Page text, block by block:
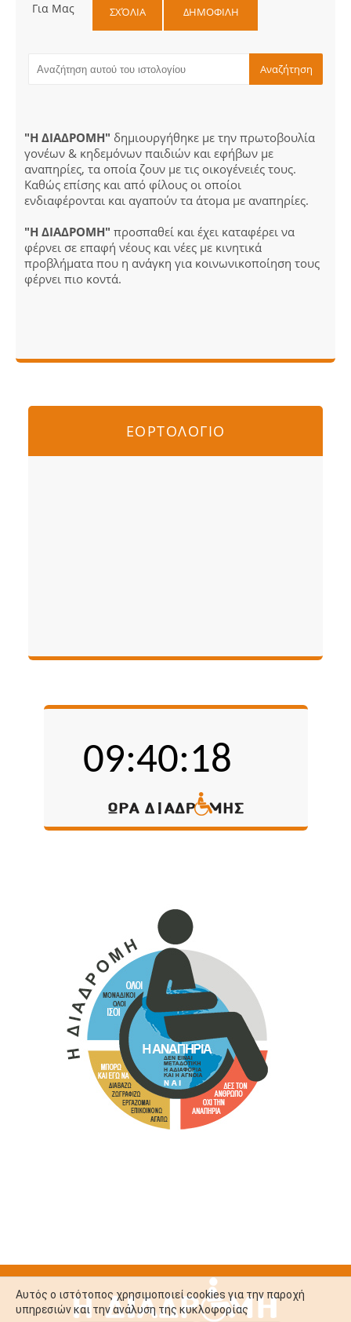
Για Μας ΣΧΌΛΙΑ ΔΗΜΟΦΙΛΗ
"Η ΔΙΑΔΡΟΜΗ" δημιουργήθηκε με την πρωτοβουλία
γονέων & κηδεμόνων παιδιών και εφήβων με
αναπηρίες, τα οποία ζουν με τις οικογένειές τους.
Καθώς επίσης και από φίλους οι οποίοι
ενδιαφέρονται και αγαπούν τα άτομα με αναπηρίες.
"Η ΔΙΑΔΡΟΜΗ" προσπαθεί και έχει καταφέρει να
φέρνει σε επαφή νέους και νέες με κινητικά
προβλήματα που η ανάγκη για κοινωνικοποίηση τους
φέρνει πιο κοντά.
ΕΟΡΤΟΛΟΓΙΟ
Αυτός ο ιστότοπος χρησιμοποιεί cookies για την παροχή
υπηρεσιών και την ανάλυση της κυκλοφορίας